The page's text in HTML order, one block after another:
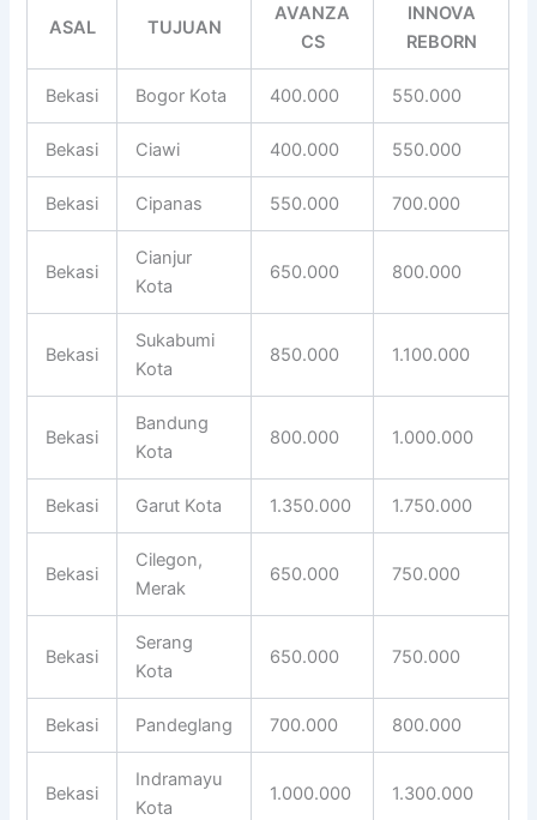
ASAL TUJUAN
AVANZA
CS
INNOVA
REBORN
Bekasi Bogor Kota 400.000 550.000
Bekasi Ciawi 400.000 550.000
Bekasi Cipanas 550.000 700.000
Bekasi
Cianjur
Kota
650.000 800.000
Bekasi
Sukabumi
Kota
850.000 1.100.000
Bekasi
Bandung
Kota
800.000 1.000.000
Bekasi Garut Kota 1.350.000 1.750.000
Bekasi
Cilegon,
Merak
650.000 750.000
Bekasi
Serang
Kota
650.000 750.000
Bekasi Pandeglang 700.000 800.000
Bekasi
Indramayu
Kota
1.000.000 1.300.000